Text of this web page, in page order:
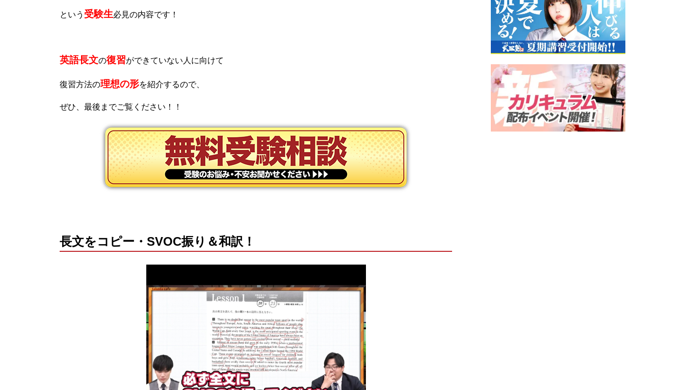
という 受験生必見の内容です！
英語長文の復習ができていない人に向けて
復習方法の理想の形を紹介するので、
ぜひ、最後までご覧ください！！
長文をコピー・SVOC振り＆和訳！